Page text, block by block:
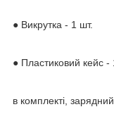
● Викрутка - 1 шт.
● Пластиковий кейс -
в комплекті,